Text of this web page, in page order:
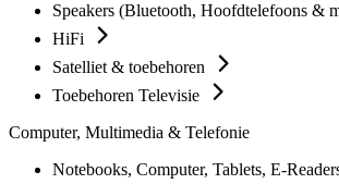
Speakers (Bluetooth, Hoofdtelefoons &
HiFi
Satelliet & toebehoren
Toebehoren Televisie
Computer, Multimedia & Telefonie
Notebooks, Computer, Tablets, E-